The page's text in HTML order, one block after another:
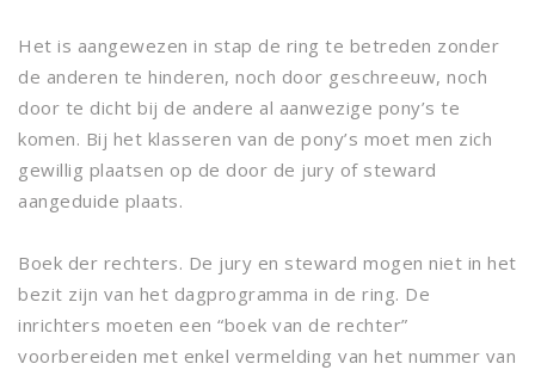
Het is aangewezen in stap de ring te betreden zonder
de anderen te hinderen, noch door geschreeuw, noch
door te dicht bij de andere al aanwezige pony’s te
komen. Bij het klasseren van de pony’s moet men zich
gewillig plaatsen op de door de jury of steward
aangeduide plaats.
Boek der rechters. De jury en steward mogen niet in het
bezit zijn van het dagprogramma in de ring. De
inrichters moeten een “boek van de rechter”
voorbereiden met enkel vermelding van het nummer van